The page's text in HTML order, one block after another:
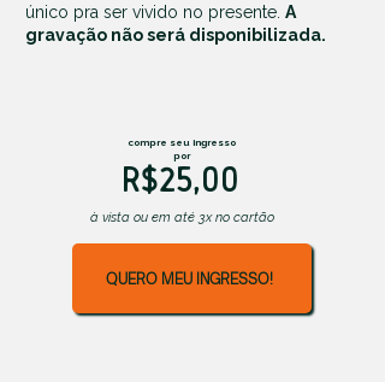
único pra ser vivido no presente. A
gravação não será disponibilizada.
QUERO MEU INGRESSO!
à vista ou em até 3x no cartão
R$25,00
compre seu ingresso
por